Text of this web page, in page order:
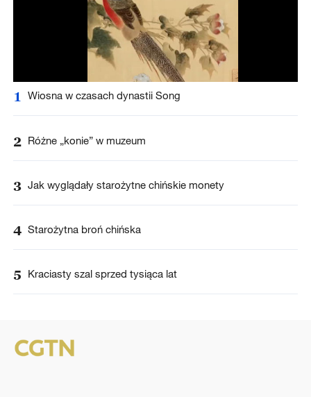
1 Wiosna w czasach dynastii Song
2 Różne „konie” w muzeum
3 Jak wyglądały starożytne chińskie monety
4 Starożytna broń chińska
5 Kraciasty szal sprzed tysiąca lat